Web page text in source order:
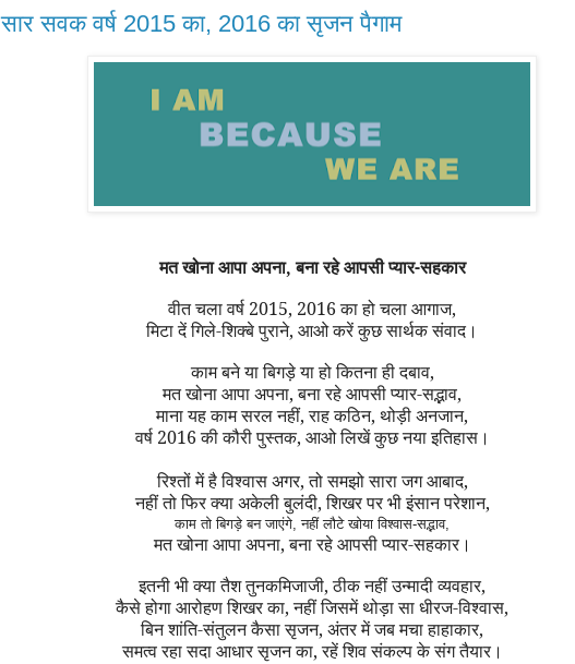
सार सवक वर्ष 2015 का, 2016 का सृजन पैगाम
मत खोना आपा अपना, बना रहे आपसी प्यार-सहकार
वीत चलावर्ष 2015, 2016 का हो चला आगाज,
मिटा दें गिले-शिक्बे पुराने, आओ करें कुछ सार्थक संवाद।
काम बने या बिगड़े या हो कितना ही दबाव,
मत खोना आपा अपना, बना रहे आपसी प्यार-सद्भाव,
मानायहकामसरलनहीं, राह कठिन, थोड़ी अनजान,
वर्ष 2016 की कौरी पुस्तक, आओ लिखें कुछ नया इतिहास।
रिश्तों में है विश्वास अगर, तो समझो सारा जग आबाद,
नहीं तो फिर क्या अकेली बुलंदी, शिखर पर भी इंसान परेशान,
काम तो बिगड़े बन जाएंगे, नहीं लौटे खोया विश्वास-सद्भाव,
मत खोना आपा अपना, बना रहे आपसी प्यार-सहकार।
इतनी भी क्या तैश तुनकमिजाजी,ठीकनहींउन्मादी व्यवहार,
कैसे होगाआरोहण शिखर का, नहीं जिसमें थोड़ा सा धीरज-विश्वास,
बिन शांति-संतुलन कैसा सृजन, अंतर में जब मचा हाहाकार,
समत्व रहा सदा आधार सृजन का, रहें शिव संकल्प के संग तैयार।